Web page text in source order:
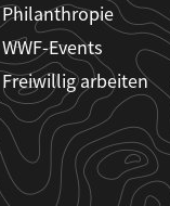
Philanthropie
WWF-Events
Freiwillig arbeiten